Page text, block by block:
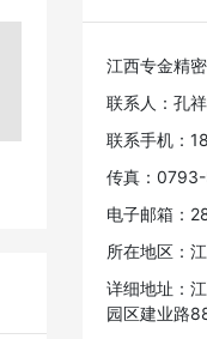
江西专金精
联系人：孔
联系手机：
传真：
电子邮箱：
所在地区：
详细地址：
园区建业路